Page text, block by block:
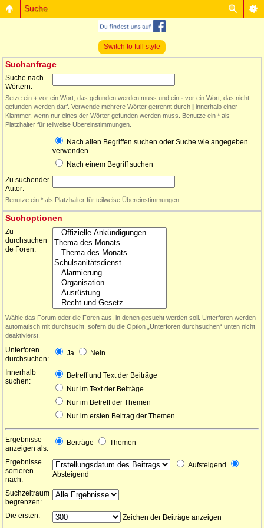
Suche
Switch to full style
Suchanfrage
Suche nach
Wörtern:
Setze ein + vor ein Wort, das gefunden werden muss und ein - vor ein Wort, das nicht
gefunden werden darf. Verwende mehrere Wörter getrennt durch | innerhalb einer
Klammer, wenn nur eines der Wörter gefunden werden muss. Benutze ein * als
Platzhalter für teilweise Übereinstimmungen.
Nach allen Begriffen suchen oder Suche wie angegeben
verwenden
Nach einem Begriff suchen
Zu suchender
Autor:
Benutze ein * als Platzhalter für teilweise Übereinstimmungen.
Suchoptionen
Zu
durchsuchen
de Foren:
Wähle das Forum oder die Foren aus, in denen gesucht werden soll. Unterforen werden
automatisch mit durchsucht, sofern du die Option „Unterforen durchsuchen“ unten nicht
deaktivierst.
Unterforen
durchsuchen:
Ja Nein
Innerhalb
suchen:
Betreff und Text der Beiträge
Nur im Text der Beiträge
Nur im Betreff der Themen
Nur im ersten Beitrag der Themen
Ergebnisse
anzeigen als:
Beiträge Themen
Ergebnisse
sortieren
nach:
Aufsteigend
Absteigend
Suchzeitraum
begrenzen:
Die ersten:
Zeichen der Beiträge anzeigen